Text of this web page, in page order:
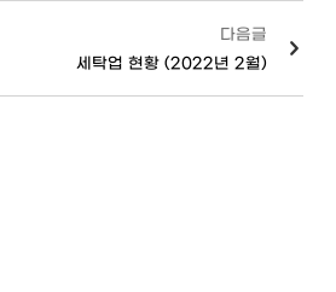
다음글
세탁업 현황 (2022년 2월)